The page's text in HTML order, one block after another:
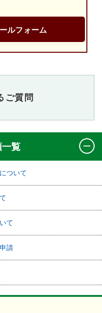
ルフォーム
ご質問
覧
ついて
て
請